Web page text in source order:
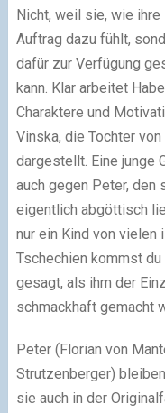
Nicht, weil sie, wie
Auftrag dazu fühlt,
dafür zur Verfügung
kann. Klar arbeitet
Charaktere und
Vinska, die Tochter
dargestellt. Eine junge
auch gegen Peter, den
eigentlich abgöttisch
nur ein Kind von vielen
Tschechien kommst
gesagt, als ihm der
schmackhaft gemacht
Peter (Florian von
Strutzenberger)
sie auch in der